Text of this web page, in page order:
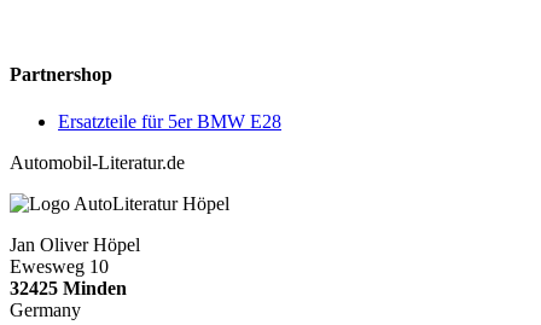
Partnershop
Ersatzteile für 5er BMW E28
Automobil-Literatur.de
Jan Oliver Höpel
Ewesweg 10
32425 Minden
Germany